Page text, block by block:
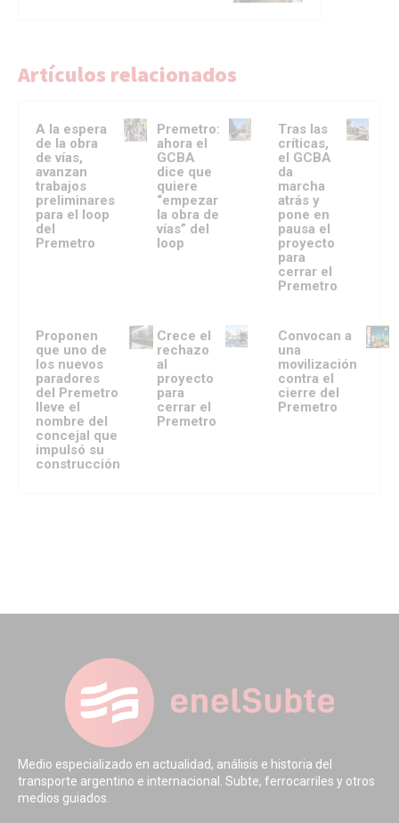
Artículos relacionados
A la espera
de la obra
de vías,
avanzan
trabajos
preliminares
para el loop
del
Premetro
Premetro:
ahora el
GCBA
dice que
quiere
“empezar
la obra de
vías” del
loop
Tras las
críticas,
el GCBA
da
marcha
atrás y
pone en
pausa el
proyecto
para
cerrar el
Premetro
Proponen
que uno de
los nuevos
paradores
del Premetro
lleve el
nombre del
concejal que
impulsó su
construcción
Crece el
rechazo
al
proyecto
para
cerrar el
Premetro
Convocan a
una
movilización
contra el
cierre del
Premetro
Medio especializado en actualidad, análisis e historia del
transporte argentino e internacional. Subte, ferrocarriles y otros
medios guiados.